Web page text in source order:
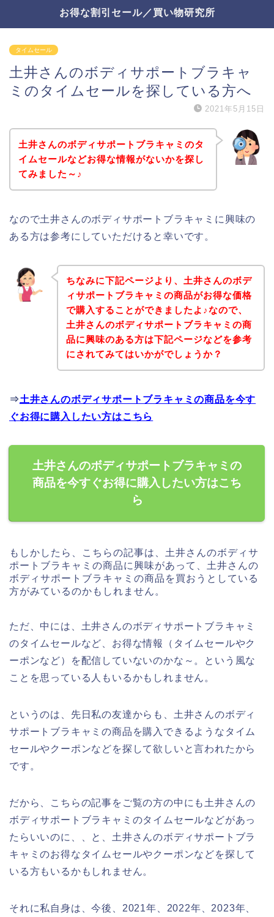
お得な割引セール／買い物研究所
タイムセール
土井さんのボディサポートブラキャ
ミのタイムセールを探している方へ
2021年5月15日
土井さんのボディサポートブラキャミのタ
イムセールなどお得な情報がないかを探し
てみました～♪
なので土井さんのボディサポートブラキャミに興味の
ある方は参考にしていただけると幸いです。
ちなみに下記ページより、土井さんのボデ
ィサポートブラキャミの商品がお得な価格
で購入することができましたよ♪なので、
土井さんのボディサポートブラキャミの商
品に興味のある方は下記ページなどを参考
にされてみてはいかがでしょうか？
⇒土井さんのボディサポートブラキャミの商品を今す
ぐお得に購入したい方はこちら
土井さんのボディサポートブラキャミの
商品を今すぐお得に購入したい方はこち
ら
もしかしたら、こちらの記事は、土井さんのボディサ
ポートブラキャミの商品に興味があって、土井さんの
ボディサポートブラキャミの商品を買おうとしている
方がみているのかもしれません。
ただ、中には、土井さんのボディサポートブラキャミ
のタイムセールなど、お得な情報（タイムセールやク
ーポンなど）を配信していないのかな～。という風な
ことを思っている人もいるかもしれません。
というのは、先日私の友達からも、土井さんのボディ
サポートブラキャミの商品を購入できるようなタイム
セールやクーポンなどを探して欲しいと言われたから
です。
だから、こちらの記事をご覧の方の中にも土井さんの
ボディサポートブラキャミのタイムセールなどがあっ
たらいいのに、、と、土井さんのボディサポートブラ
キャミのお得なタイムセールやクーポンなどを探して
いる方もいるかもしれません。
それに私自身は、今後、2021年、2022年、2023年、